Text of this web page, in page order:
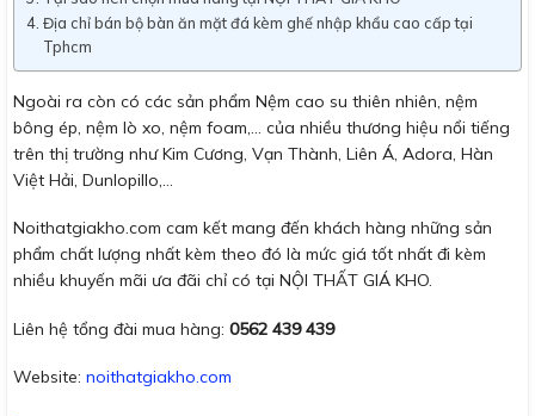
Địa chỉ bán bộ bàn ăn mặt đá kèm ghế nhập khẩu cao cấp tại
Tphcm
Ngoài ra còn có các sản phẩm Nệm cao su thiên nhiên, nệm
bông ép, nệm lò xo, nệm foam,… của nhiều thương hiệu nổi tiếng
trên thị trường như Kim Cương, Vạn Thành, Liên Á, Adora, Hàn
Việt Hải, Dunlopillo,…
Noithatgiakho.com cam kết mang đến khách hàng những sản
phẩm chất lượng nhất kèm theo đó là mức giá tốt nhất đi kèm
nhiều khuyến mãi ưa đãi chỉ có tại NỘI THẤT GIÁ KHO.
Liên hệ tổng đài mua hàng: 0562 439 439
Website: noithatgiakho.com